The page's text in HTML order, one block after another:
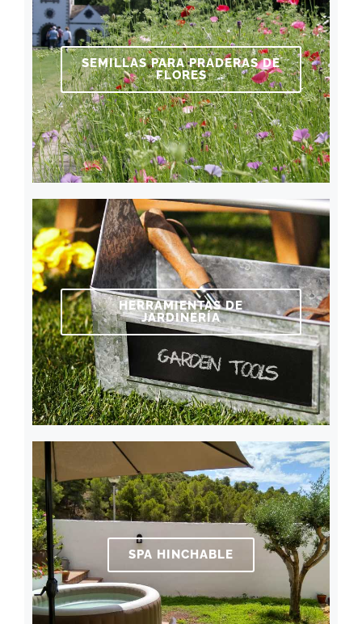
SEMILLAS PARA PRADERAS DE
FLORES
HERRAMIENTAS DE
JARDINERÍA
SPA HINCHABLE